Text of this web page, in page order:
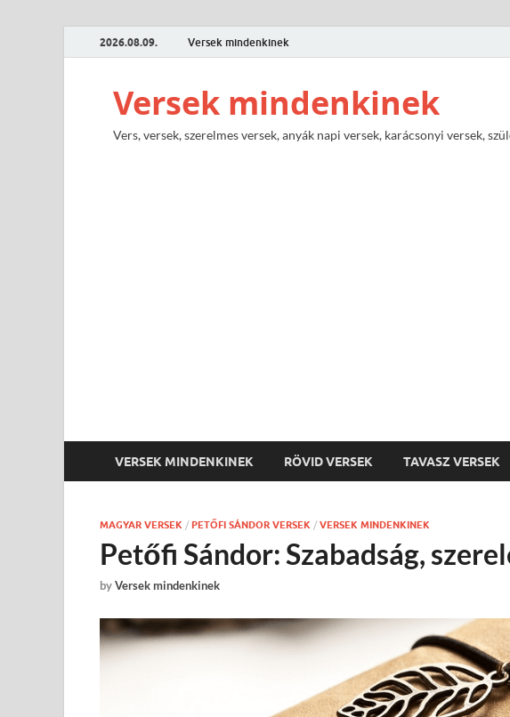
2026.08.09. Versek mindenkinek
Versek mindenkinek
Vers, versek, szerelmes versek, anyák napi versek, karácsonyi versek,
VERSEK MINDENKINEK RÖVID VERSEK TAVASZ VERSEK
MAGYAR VERSEK / PETŐFI SÁNDOR VERSEK / VERSEK MINDENKINEK
Petőfi Sándor: Szabadság,
byVersek mindenkinek